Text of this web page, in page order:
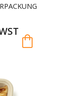
shopping_bag